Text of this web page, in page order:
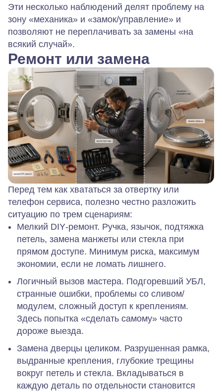
Эти несколько наблюдений делят проблему на
зону «механика» и «замок/управление» и
позволяют не переплачивать за замены «на
всякий случай».
Ремонт или замена
Перед тем как хвататься за отвертку или
телефон сервиса, полезно честно разложить
ситуацию по трем сценариям:
Мелкий DIY‑ремонт. Ручка, язычок, подтяжка
петель, замена манжеты или стекла при
прямом доступе. Минимум риска, максимум
экономии, если не ломать лишнего.
Логичный вызов мастера. Подгоревший УБЛ,
странные ошибки, проблемы со сливом/
модулем, сложный доступ к креплениям.
Здесь попытка «сделать самому» часто
дороже выезда.
Замена дверцы целиком. Разрушенная рамка,
выдранные крепления, глубокие трещины
вокруг петель и стекла. Вкладываться в
каждую деталь по отдельности становится